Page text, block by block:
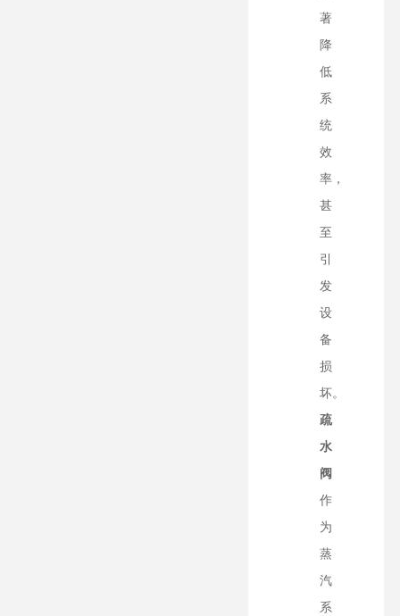
著
降
低
系
统
效
率，
甚
至
引
发
设
备
损
坏。
疏
水
阀
作
为
蒸
汽
系